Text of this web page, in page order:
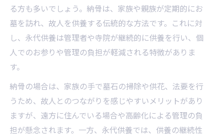
る方も多いでしょう。納骨は、家族や親族が定期的にお
墓を訪れ、故人を供養する伝統的な方法です。これに対
し、永代供養は管理者や寺院が継続的に供養を行い、個
人でのお参りや管理の負担が軽減される特徴がありま
す。
納骨の場合は、家族の手で墓石の掃除や供花、法要を行
うため、故人とのつながりを感じやすいメリットがあり
ますが、遠方に住んでいる場合や高齢化による管理の負
担が懸念されます。一方、永代供養では、供養の継続性